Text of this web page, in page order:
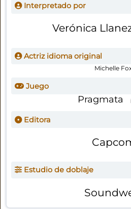
Interpretado por
Verónica
Actriz idioma original
Michelle
Juego
Pragmata
Editora
Estudio de doblaje